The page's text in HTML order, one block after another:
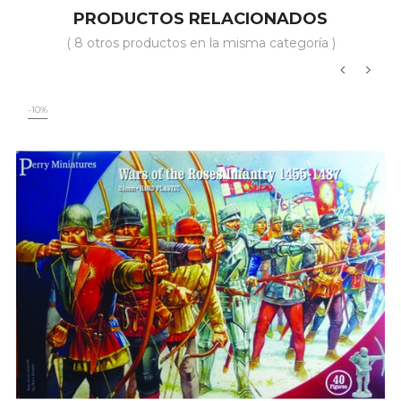
PRODUCTOS RELACIONADOS
( 8 otros productos en la misma categoría )
-10%